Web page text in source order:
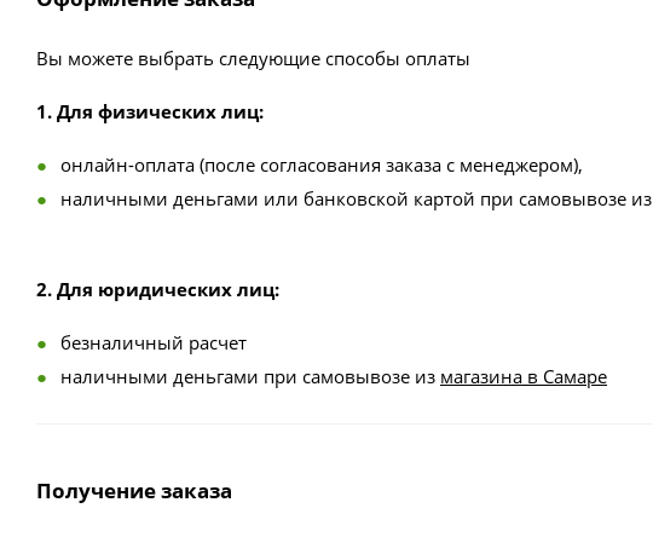
Вы можете выбрать следующие способы оплаты
1. Для физических лиц:
онлайн-оплата (после согласования заказа с менеджером),
наличными деньгами или банковской картой при самовывозе из
2. Для юридических лиц:
безналичный расчет
наличными деньгами при самовывозе из магазина в Самаре
Получение заказа